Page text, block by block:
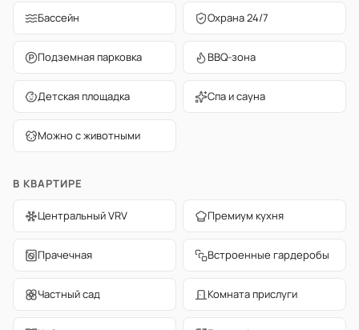
Бассейн Охрана 24/7
Подземная парковка BBQ-зона
Детская площадка Спа и сауна
Можно с животными
В КВАРТИРЕ
Центральный VRV Премиум кухня
Прачечная Встроенные гардеробы
Частный сад Комната прислуги